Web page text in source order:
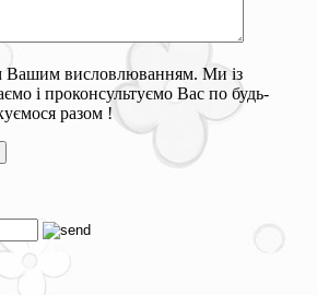
Вашим висловлюванням. Ми із
і проконсультуємо Вас по будь-
разом !